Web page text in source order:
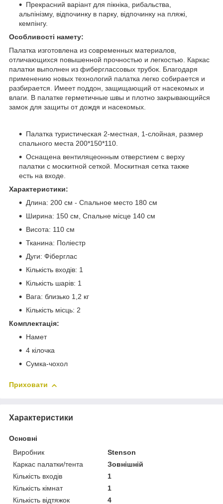
Прекрасний варіант для пікніка, рибальства,
альпінізму, відпочинку в парку, відпочинку на пляжі,
кемпінгу.
Особливості намету:
Палатка изготовлена из современных материалов,
отличающихся повышенной прочностью и легкостью. Каркас
палатки выполнен из фиберглассовых трубок. Благодаря
применению новых технологий палатка легко собирается и
разбирается. Имеет поддон, защищающий от насекомых и
влаги. В палатке герметичные швы и плотно закрывающийся
замок для защиты от дождя и насекомых.
Палатка туристическая 2-местная, 1-слойная, размер
спального места 200*150*110.
Оснащена вентиляцеонным отверстием с верху
палатки с москитной сеткой. Москитная сетка также
есть на входе.
Характеристики:
Длина: 200 см - Спальное место 180 см
Ширина: 150 см, Спальне місце 140 см
Висота: 110 см
Тканина: Поліестр
Дуги: Фіберглас
Кількість входів: 1
Кількість шарів: 1
Вага: близько 1,2 кг
Кількість місць: 2
Комплектація:
Намет
4 кілочка
Сумка-чохол
Приховати
Характеристики
Основні
Виробник
Stenson
Каркас палатки/тента
Зовнішній
Кількість входів
1
Кількість кімнат
1
Кількість відтяжок
4